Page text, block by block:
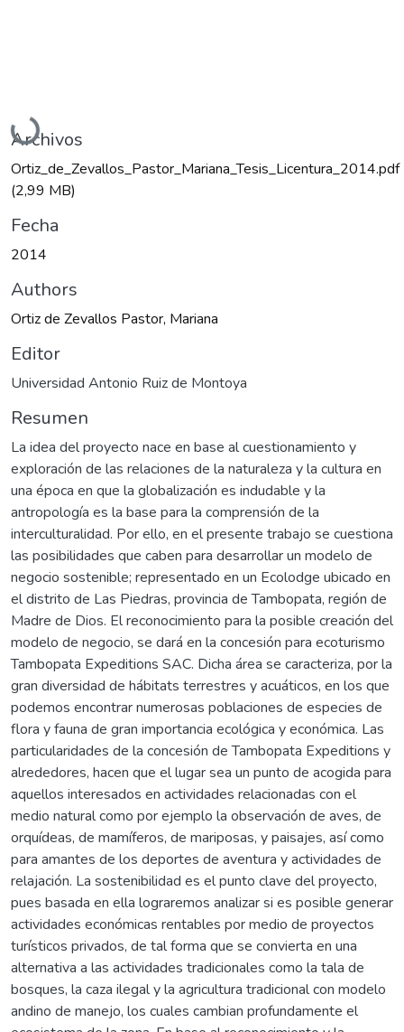
Cargando...
Archivos
Ortiz_de_Zevallos_Pastor_Mariana_Tesis_Licentura_2014.pdf
(2,99 MB)
Fecha
2014
Authors
Ortiz de Zevallos Pastor, Mariana
Editor
Universidad Antonio Ruiz de Montoya
Resumen
La idea del proyecto nace en base al cuestionamiento y
exploración de las relaciones de la naturaleza y la cultura en
una época en que la globalización es indudable y la
antropología es la base para la comprensión de la
interculturalidad. Por ello, en el presente trabajo se cuestiona
las posibilidades que caben para desarrollar un modelo de
negocio sostenible; representado en un Ecolodge ubicado en
el distrito de Las Piedras, provincia de Tambopata, región de
Madre de Dios. El reconocimiento para la posible creación del
modelo de negocio, se dará en la concesión para ecoturismo
Tambopata Expeditions SAC. Dicha área se caracteriza, por la
gran diversidad de hábitats terrestres y acuáticos, en los que
podemos encontrar numerosas poblaciones de especies de
flora y fauna de gran importancia ecológica y económica. Las
particularidades de la concesión de Tambopata Expeditions y
alrededores, hacen que el lugar sea un punto de acogida para
aquellos interesados en actividades relacionadas con el
medio natural como por ejemplo la observación de aves, de
orquídeas, de mamíferos, de mariposas, y paisajes, así como
para amantes de los deportes de aventura y actividades de
relajación. La sostenibilidad es el punto clave del proyecto,
pues basada en ella lograremos analizar si es posible generar
actividades económicas rentables por medio de proyectos
turísticos privados, de tal forma que se convierta en una
alternativa a las actividades tradicionales como la tala de
bosques, la caza ilegal y la agricultura tradicional con modelo
andino de manejo, los cuales cambian profundamente el